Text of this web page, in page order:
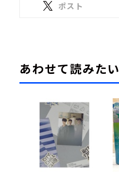
ポスト
あわせて読みたい